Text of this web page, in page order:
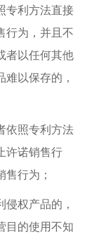
专利方法直接
行为，并且不
者以任何其他
以保存的，
依照专利方法
许诺销售行
行为；
侵权产品的，
目的使用不知